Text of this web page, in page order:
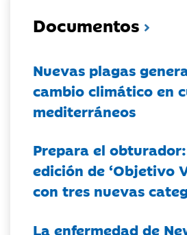
Documentos
Nuevas plagas
cambio climático en
mediterráneos
Prepara el
edición de ‘Objetivo
con tres nuevas
La enfermedad de